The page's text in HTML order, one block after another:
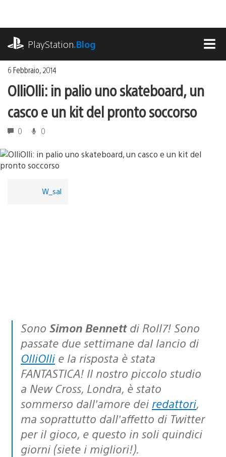
contenuto
PlayStation.Blog
6 Febbraio, 2014
OlliOlli: in palio uno skateboard, un
casco e un kit del pronto soccorso
0 0
W_sal
Sono Simon Bennettdi Roll7! Sono
passate due settimane dal lancio di
OlliOlli e la risposta è stata
FANTASTICA! Il nostro piccolo studio
a New Cross, Londra, è stato
sommerso dall’amore dei redattori,
ma soprattutto dall’affetto di Twitter
per il gioco, e questo in soli quindici
giorni (siete i migliori!).